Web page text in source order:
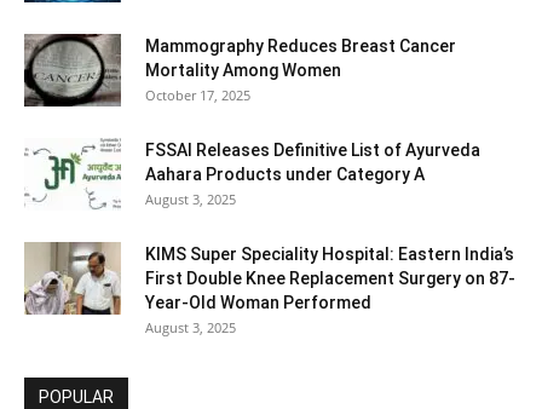
Mammography Reduces Breast Cancer
Mortality Among Women
October 17, 2025
FSSAI Releases Definitive List of Ayurveda
Aahara Products under Category A
August 3, 2025
KIMS Super Speciality Hospital: Eastern India’s
First Double Knee Replacement Surgery on 87-
Year-Old Woman Performed
August 3, 2025
POPULAR